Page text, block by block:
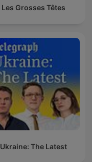
Les Grosses Têtes
Ukraine: The Latest